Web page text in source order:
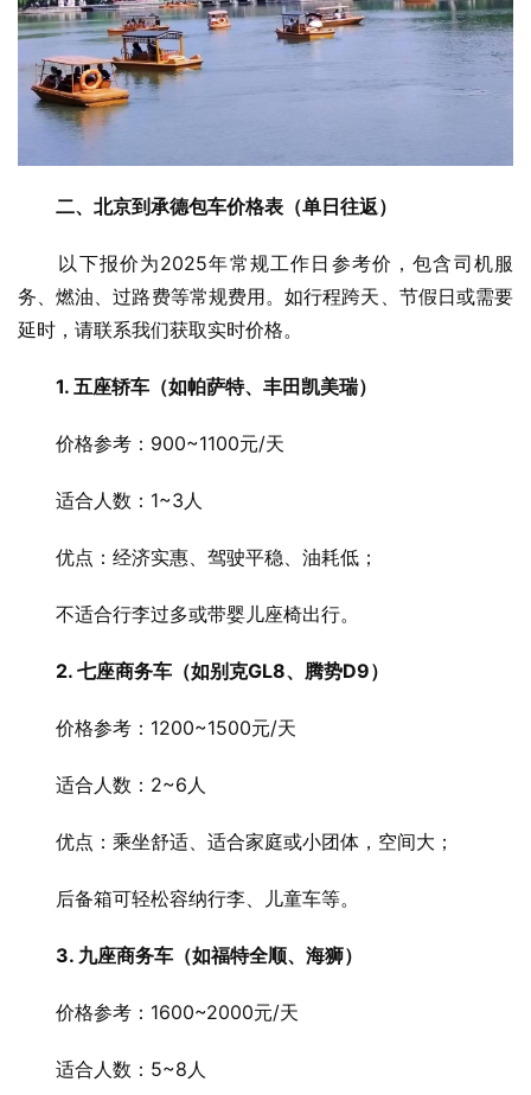
二、北京到承德包车价格表（单日往返）
以下报价为2025年常规工作日参考价，包含司机服
务、燃油、过路费等常规费用。如行程跨天、节假日或需要
延时，请联系我们获取实时价格。
1. 五座轿车（如帕萨特、丰田凯美瑞）
价格参考：900~1100元/天
适合人数：1~3人
优点：经济实惠、驾驶平稳、油耗低；
不适合行李过多或带婴儿座椅出行。
2. 七座商务车（如别克GL8、腾势D9）
价格参考：1200~1500元/天
适合人数：2~6人
优点：乘坐舒适、适合家庭或小团体，空间大；
后备箱可轻松容纳行李、儿童车等。
3. 九座商务车（如福特全顺、海狮）
价格参考：1600~2000元/天
适合人数：5~8人